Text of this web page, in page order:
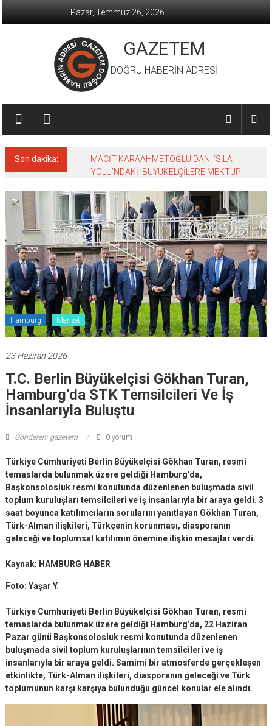
Pazar, Temmuz 26, 2026
GAZETEM
DOĞRU HABERİN ADRESİ
Son dakika:
MACİT KARAAHMETOĞLU’DAN ‘SILA
YOLU’NDAKİ ’BÜYÜKELÇİLERE MEKTUP
Hamburg Manşet
23 Haziran 2026
T.C. Berlin Büyükelçisi Gökhan Turan,
Hamburg’da STK Temsilcileri Ve İş
İnsanlarıyla Buluştu
Gönderen: gazetem 0 yorum
Türkiye Cumhuriyeti Berlin Büyükelçisi Gökhan Turan, resmi
temaslarda bulunmak üzere geldiği Hamburg’da,
Başkonsolosluk resmi konutunda düzenlenen buluşmada sivil
toplum kuruluşları temsilcileri ve iş insanlarıyla bir araya geldi. 3
saat boyunca katılımcıların sorularını yanıtlayan Gökhan Turan,
Türk-Alman ilişkileri, Türkçenin korunması, diasporanın
geleceği ve toplumsal katılımın önemine ilişkin mesajlar verdi.
Kaynak: HAMBURG HABER
Foto: Yaşar Y.
Türkiye Cumhuriyeti Berlin Büyükelçisi Gökhan Turan, resmi
temaslarda bulunmak üzere geldiği Hamburg’da, 22 Haziran
Pazar günü Başkonsolosluk resmi konutunda düzenlenen
buluşmada sivil toplum kuruluşlarının temsilcileri ve iş
insanlarıyla bir araya geldi. Samimi bir atmosferde gerçekleşen
etkinlikte, Türk-Alman ilişkileri, diasporanın geleceği ve Türk
toplumunun karşı karşıya bulunduğu güncel konular ele alındı.